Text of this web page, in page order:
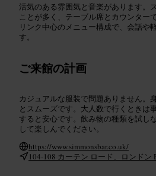
活気のある雰囲気と音楽があります。
ことが多く、テーブル席とカウンター
リンク中心のメニュー構成で、会話や
す。
ご来館の計画
カジュアルな服装で問題ありません。
とスムーズです。大人数で行くときは
すると安心です。飲み物の種類を試し
して楽しんでください。
https://www.simmonsbar.co.uk/
104-108 カーテン ロード、ロンドン